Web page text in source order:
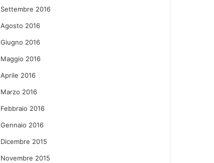
Settembre 2016
Agosto 2016
Giugno 2016
Maggio 2016
Aprile 2016
Marzo 2016
Febbraio 2016
Gennaio 2016
Dicembre 2015
Novembre 2015